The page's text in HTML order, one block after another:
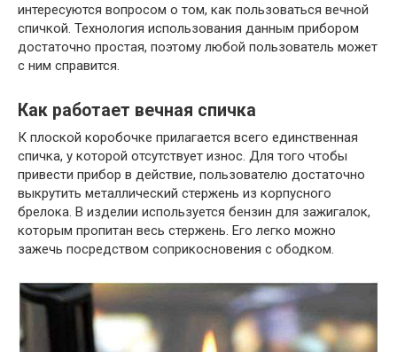
интересуются вопросом о том, как пользоваться вечной
спичкой. Технология использования данным прибором
достаточно простая, поэтому любой пользователь может
с ним справится.
Как работает вечная спичка
К плоской коробочке прилагается всего единственная
спичка, у которой отсутствует износ. Для того чтобы
привести прибор в действие, пользователю достаточно
выкрутить металлический стержень из корпусного
брелока. В изделии используется бензин для зажигалок,
которым пропитан весь стержень. Его легко можно
зажечь посредством соприкосновения с ободком.